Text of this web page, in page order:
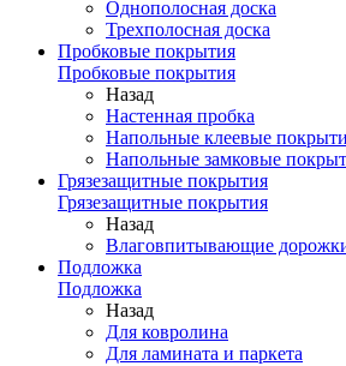
Однополосная доска
Трехполосная доска
Пробковые покрытия
Пробковые покрытия
Назад
Настенная пробка
Напольные клеевые
Напольные замковые
Грязезащитные покрытия
Грязезащитные покрытия
Назад
Влаговпитывающие
Подложка
Подложка
Назад
Для ковролина
Для ламината и паркета